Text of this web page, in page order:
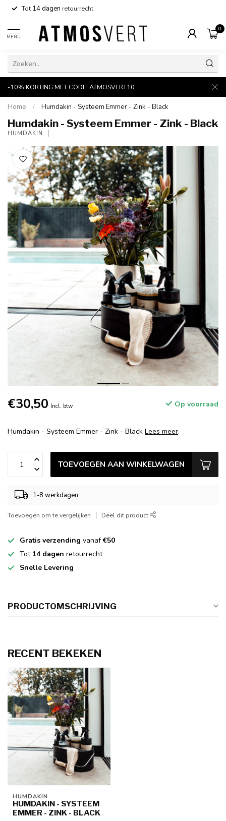
Tot14 dagen retourrecht
MENU
0
-10% KORTING MET CODE: ATMOSVERT10
Home / Humdakin - Systeem Emmer - Zink - Black
Humdakin - Systeem Emmer - Zink - Black
HUMDAKIN
€30,50 Incl. btw Op voorraad
Humdakin - Systeem Emmer - Zink - Black Lees meer.
TOEVOEGEN AAN WINKELWAGEN
1-8 werkdagen
Toevoegen om te vergelijken Deel dit product
Gratis verzending vanaf€50
Tot 14 dagen retourrecht
Snelle Levering
PRODUCTOMSCHRIJVING
RECENT BEKEKEN
HUMDAKIN
HUMDAKIN - SYSTEEM
EMMER - ZINK - BLACK